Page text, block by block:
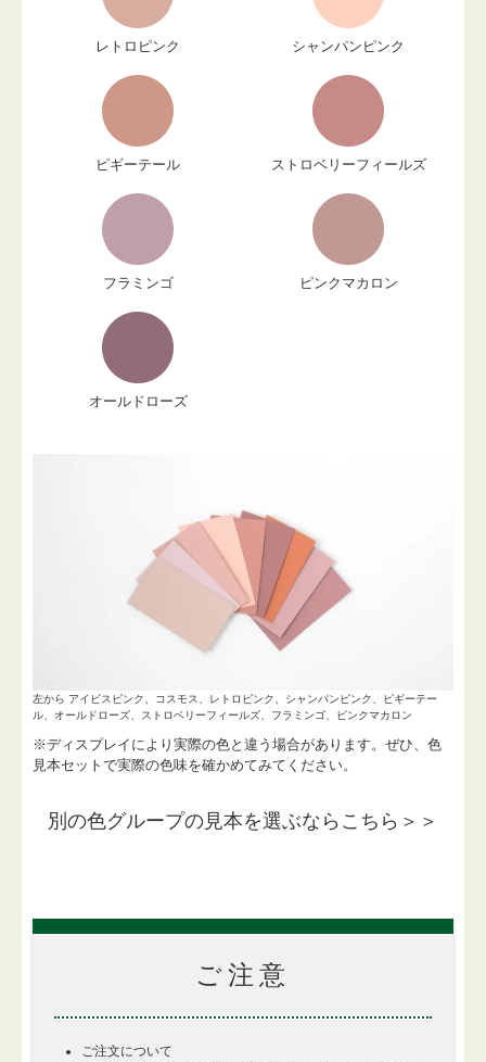
レトロピンク シャンパンピンク
ピギーテール ストロベリーフィールズ
フラミンゴ ピンクマカロン
オールドローズ
左から アイビスピンク、コスモス、レトロピンク、シャンパンピンク、ピギーテー
ル、オールドローズ、ストロベリーフィールズ、フラミンゴ、ピンクマカロン
※ディスプレイにより実際の色と違う場合があります。ぜひ、色
見本セットで実際の色味を確かめてみてください。
別の色グループの見本を選ぶならこちら＞＞
ご注意
ご注文について